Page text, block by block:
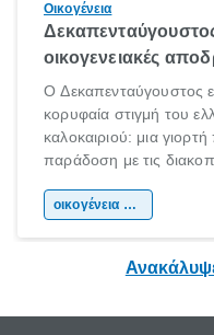
Οικογένεια
οικογενειακές
Ο Δεκαπενταύγουστος
κορυφαία στιγμή του
καλοκαιριού: μια
παράδοση με τις
χώρας. Είτε πρόκειται
οικογένεια & παιδί